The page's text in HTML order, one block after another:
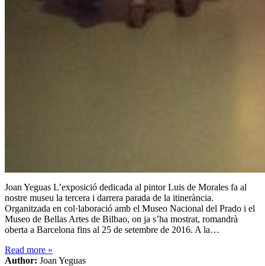
Joan Yeguas L’exposició dedicada al pintor Luis de Morales fa al
nostre museu la tercera i darrera parada de la itinerància.
Organitzada en col·laboració amb el Museo Nacional del Prado i el
Museo de Bellas Artes de Bilbao, on ja s’ha mostrat, romandrà
oberta a Barcelona fins al 25 de setembre de 2016. A la…
Read more »
Author: Joan Yeguas